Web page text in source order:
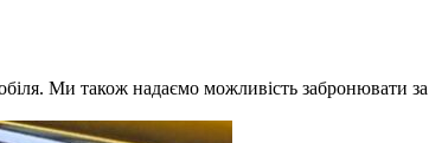
Ми також надаємо можливість забронювати